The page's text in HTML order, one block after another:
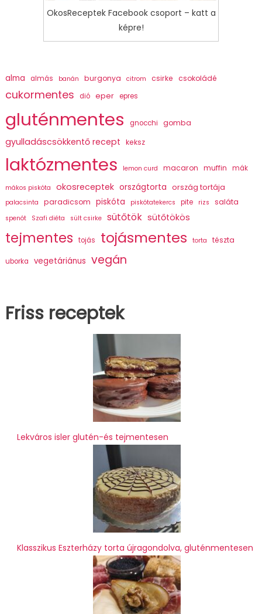
OkosReceptek Facebook csoport – katt a
képre!
alma almás banán burgonya citrom csirke csokoládé
cukormentes dió eper epres
gluténmentes gnocchi gomba
gyulladáscsökkentő recept keksz
laktózmentes lemon curd macaron muffin mák
mákos piskóta okosreceptek országtorta ország tortája
palacsinta paradicsom piskóta piskótatekercs pite rizs saláta
spenót Szafi diéta sült csirke sütőtök sütőtökös
tejmentes tojás tojásmentes torta tészta
uborka vegetáriánus vegán
Friss receptek
Lekváros isler glutén-és tejmentesen
Klasszikus Eszterházy torta újragondolva, gluténmentesen